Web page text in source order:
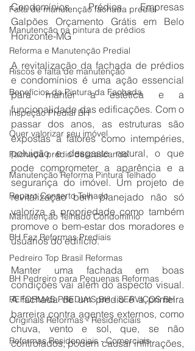
Falta de manutenção fachada predial
Manutenção na pintura de prédios
Reforma e Manutenção Predial
Riscos e falta de manutenção
Benefícios da Pintura da Fachada
Inspeção Predial BH
Quer valorizar seu imóvel
Fachada prédio descascando
Manutenção Reforma Pintura Telhado
Reparo Conserto Telhado
Manutenção Telhado Condomínio
BH Faz Reformas Prediais
Pedreiro Top Brasil Reformas
BH Pedreiro para Pequenas Reformas
REFORMAS PREDIAIS BH - SERVIÇOS BH
Originals Reformas - Residenciais
Reformas Residenciais - Comerciais
Condomínios Prédios Empresas
Galpões Orçamento Grátis em Belo
Horizonte-MG
A revitalização da fachada de prédios
e condomínios é uma ação essencial
para manter a estética e a
funcionalidade das edificações. Com o
passar dos anos, as estruturas são
expostas a fatores como intempéries,
poluição e desgaste natural, o que
pode comprometer a aparência e a
segurança do imóvel. Um projeto de
revitalização bem planejado não só
valoriza a propriedade como também
promove o bem-estar dos moradores e
usuários do edifício.
Manter uma fachada em boas
condições vai além do aspecto visual.
A fachada de um prédio é a primeira
barreira contra agentes externos, como
chuva, vento e sol, que, se não
controlados, podem causar infiltrações,